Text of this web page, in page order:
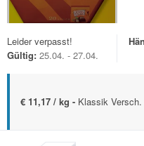
Leider verpasst!
Gültig: 25.04. - 27.04.
€ 11,17 / kg - Klassik